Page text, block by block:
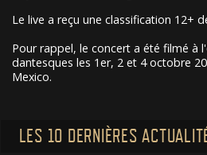
Le live a reçu une classification 12+
Pour rappel, le concert a été filmé à
dantesques les 1er, 2 et 4 octobre
Mexico.
LES 10 DERNIÈRES